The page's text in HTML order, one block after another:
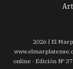
2026| El
www.
online · Edición Nº